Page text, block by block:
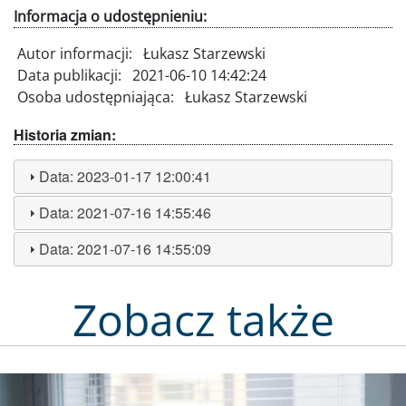
Informacja o udostępnieniu:
Autor informacji: Łukasz Starzewski
Data publikacji: 2021-06-10 14:42:24
Osoba udostępniająca: Łukasz Starzewski
Historia zmian:
Data:2023-01-17 12:00:41
Data:2021-07-16 14:55:46
Data:2021-07-16 14:55:09
Zobacz także